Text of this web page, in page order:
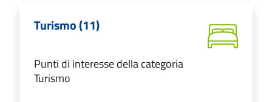
Turismo (11)
Punti di interesse della categoria
Turismo